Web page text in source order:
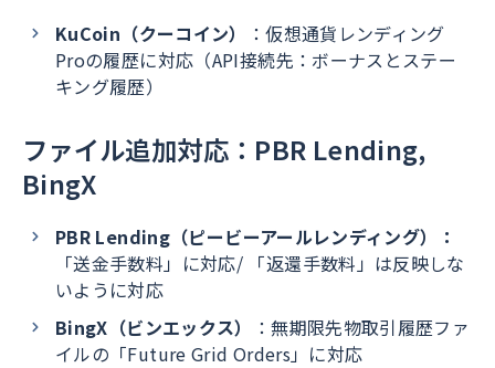
KuCoin（クーコイン）
：仮想通貨レンディング
Proの履歴に対応（API接続先：ボーナスとステー
キング履歴）
ファイル追加対応：PBR Lending,
BingX
PBR Lending（ピービーアールレンディング）：
「送金手数料」に対応/ 「返還手数料」は反映しな
いように対応
BingX（ビンエックス）
：無期限先物取引履歴ファ
イルの「Future Grid Orders」に対応